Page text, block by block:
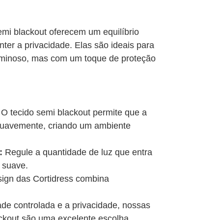
blackout oferecem um equilíbrio
a privacidade. Elas são ideais para
mas com um toque de proteção
O tecido semi blackout permite que a
criando um ambiente
Regule a quantidade de luz que entra
das Cortidress combina
controlada e a privacidade, nossas